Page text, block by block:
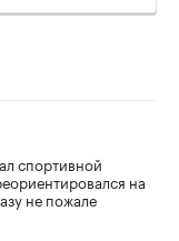
спортивной
на
не пожале